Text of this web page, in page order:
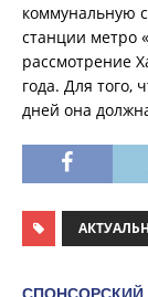
коммунальную
станции метро
рассмотрение
года. Для того,
дней она